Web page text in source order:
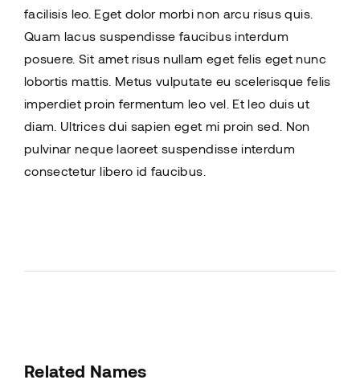
facilisis leo. Eget dolor morbi non arcu risus quis.
Quam lacus suspendisse faucibus interdum
posuere. Sit amet risus nullam eget felis eget nunc
lobortis mattis. Metus vulputate eu scelerisque felis
imperdiet proin fermentum leo vel. Et leo duis ut
diam. Ultrices dui sapien eget mi proin sed. Non
pulvinar neque laoreet suspendisse interdum
consectetur libero id faucibus.
Related Names
Susan July Urban